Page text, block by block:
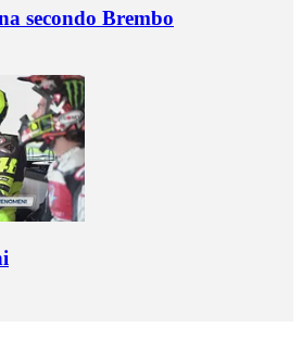
secondo Brembo